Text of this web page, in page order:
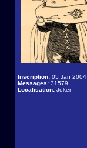
Inscription: 05 Jan 2004
Messages: 31579
Localisation: Joker